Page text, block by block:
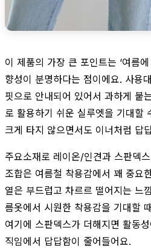
이 제품의 가장 큰 포인트는 ‘여름
향성이 분명하다는 점이에요. 사용
핏으로 안내되어 있어서 과하게 붙
로 활용하기 쉬운 실루엣을 기대할
크게 타지 않으면서도 이너처럼 답
주요소재로 레이온/인견과 스판덱
조합은 여름철 착용감에서 꽤 중요
열은 부드럽고 차르르 떨어지는 느
름옷에서 시원한 착용감을 기대할
여기에 스판덱스가 더해지면 활동
직임에서 답답함이 줄어들어요.